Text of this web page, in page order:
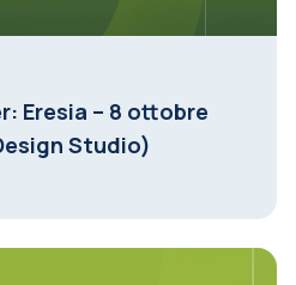
Eresia – 8 ottobre
Studio)